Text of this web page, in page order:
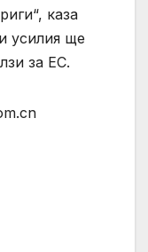
каза
усилия ще
за ЕС.